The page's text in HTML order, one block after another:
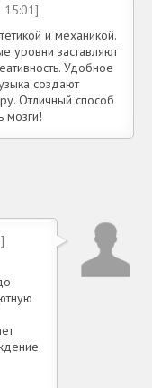
15:01]
и механикой.
уровни заставляют
Удобное
создают
Отличный способ
мозги!